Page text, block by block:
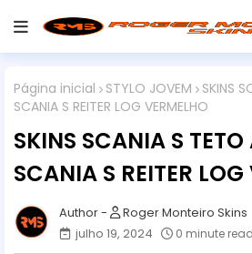
Página inicial STYLO JOVEM
SKINS
SCANIA S REITER LOG VERMELHO
SKINS SCANIA S
SCANIA S REITER
Roger Monteiro Skins
julho 19, 2024
0 minute read